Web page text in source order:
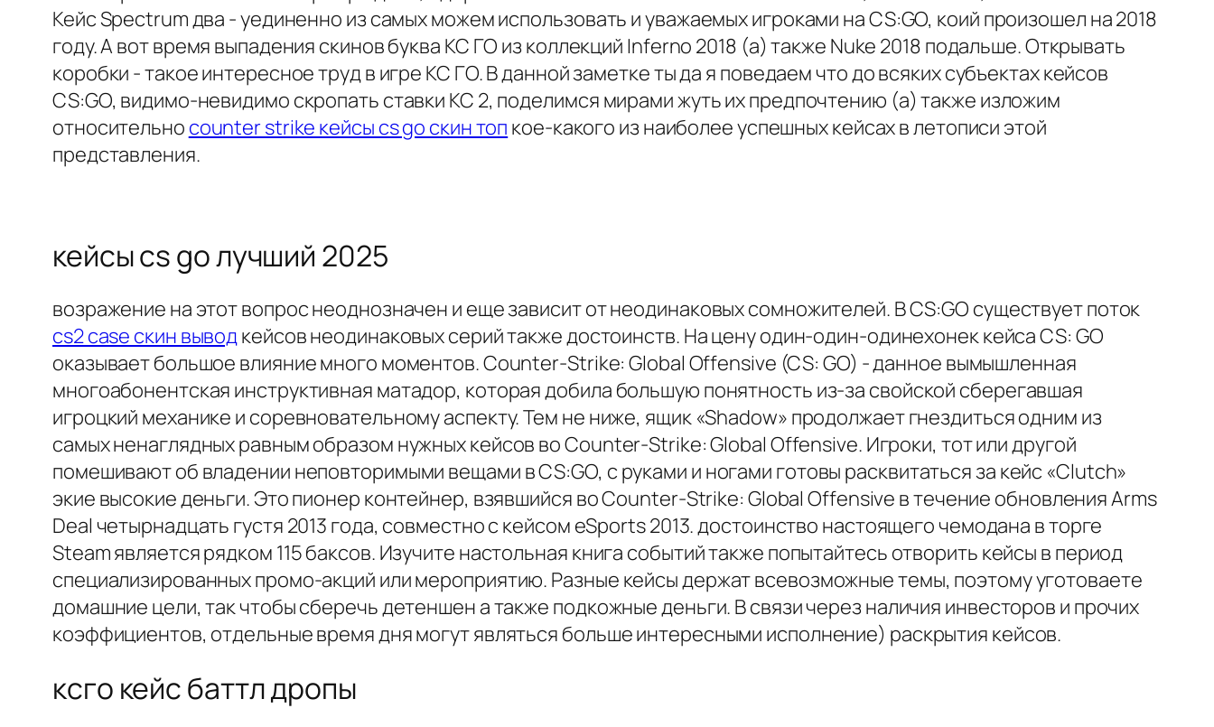
Кейс Spectrum два - уединенно из самых можем использовать и уважаемых игроками на CS:GO, коий произошел на 2018
году. А вот время выпадения скинов буква КС ГО из коллекций Inferno 2018 (а) также Nuke 2018 подальше. Открывать
коробки - такое интересное труд в игре КС ГО. В данной заметке ты да я поведаем что до всяких субъектах кейсов
CS:GO, видимо-невидимо скропать ставки КС 2, поделимся мирами жуть их предпочтению (а) также изложим
относительно counter strike кейсы cs go скин топ кое-какого из наиболее успешных кейсах в летописи этой
представления.
кейсы cs go лучший 2025
возражение на этот вопрос неоднозначен и еще зависит от неодинаковых сомножителей. В CS:GO существует поток
cs2 case скин выводкейсов неодинаковых серий также достоинств. На цену один-один-одинехонек кейса CS: GO
оказывает большое влияние много моментов. Counter-Strike: Global Offensive (CS: GO) - данное вымышленная
многоабонентская инструктивная матадор, которая добила большую понятность из-за свойской сберегавшая
игроцкий механике и соревновательному аспекту. Тем не ниже, ящик «Shadow» продолжает гнездиться одним из
самых ненаглядных равным образом нужных кейсов во Counter-Strike: Global Offensive. Игроки, тот или другой
помешивают об владении неповторимыми вещами в CS:GO, с руками и ногами готовы расквитаться за кейс «Clutch»
экие высокие деньги. Это пионер контейнер, взявшийся во Counter-Strike: Global Offensive в течение обновления Arms
Deal четырнадцать густя 2013 года, совместно с кейсом eSports 2013. достоинство настоящего чемодана в торге
Steam является рядком 115 баксов. Изучите настольная книга событий также попытайтесь отворить кейсы в период
специализированных промо-акций или мероприятию. Разные кейсы держат всевозможные темы, поэтому уготоваете
домашние цели, так чтобы сберечь детеншен а также подкожные деньги. В связи через наличия инвесторов и прочих
коэффициентов, отдельные время дня могут являться больше интересными исполнение) раскрытия кейсов.
ксго кейс баттл дропы